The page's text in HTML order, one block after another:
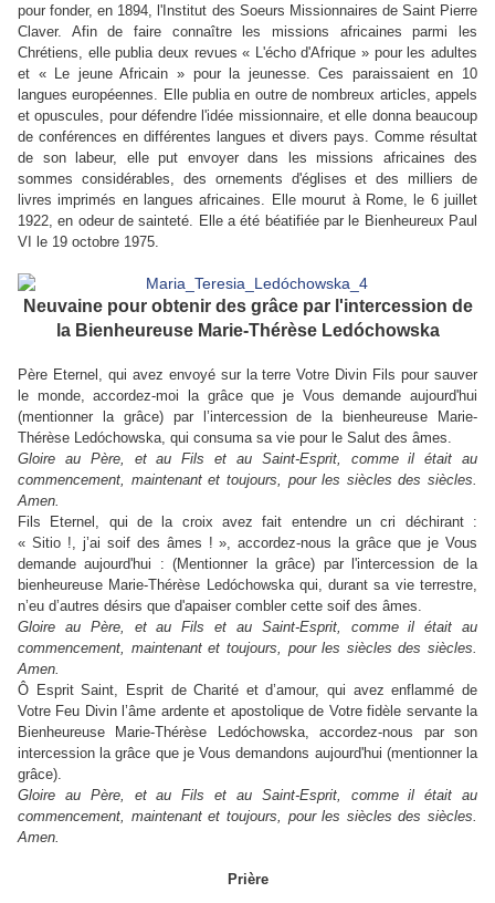
pour fonder, en 1894, l'Institut des Soeurs Missionnaires de Saint Pierre
Claver. Afin de faire connaître les missions africaines parmi les
Chrétiens, elle publia deux revues « L'écho d'Afrique » pour les adultes
et « Le jeune Africain » pour la jeunesse. Ces paraissaient en 10
langues européennes. Elle publia en outre de nombreux articles, appels
et opuscules, pour défendre l'idée missionnaire, et elle donna beaucoup
de conférences en différentes langues et divers pays. Comme résultat
de son labeur, elle put envoyer dans les missions africaines des
sommes considérables, des ornements d'églises et des milliers de
livres imprimés en langues africaines. Elle mourut à Rome, le 6 juillet
1922, en odeur de sainteté. Elle a été béatifiée par le Bienheureux Paul
VI le 19 octobre 1975.
Neuvaine pour obtenir des grâce par l'intercession de
la Bienheureuse Marie-Thérèse Ledóchowska
Père Eternel, qui avez envoyé sur la terre Votre Divin Fils pour sauver
le monde, accordez-moi la grâce que je Vous demande aujourd'hui
(mentionner la grâce) par l’intercession de la bienheureuse Marie-
Thérèse Ledóchowska, qui consuma sa vie pour le Salut des âmes.
Gloire au Père, et au Fils et au Saint-Esprit, comme il était au
commencement, maintenant et toujours, pour les siècles des siècles.
Amen.
Fils Eternel, qui de la croix avez fait entendre un cri déchirant :
« Sitio !, j’ai soif des âmes ! », accordez-nous la grâce que je Vous
demande aujourd'hui : (Mentionner la grâce) par l'intercession de la
bienheureuse Marie-Thérèse Ledóchowska qui, durant sa vie terrestre,
n’eu d’autres désirs que d'apaiser combler cette soif des âmes.
Gloire au Père, et au Fils et au Saint-Esprit, comme il était au
commencement, maintenant et toujours, pour les siècles des siècles.
Amen.
Ô Esprit Saint, Esprit de Charité et d’amour, qui avez enflammé de
Votre Feu Divin l’âme ardente et apostolique de Votre fidèle servante la
Bienheureuse Marie-Thérèse Ledóchowska, accordez-nous par son
intercession la grâce que je Vous demandons aujourd'hui (mentionner la
grâce).
Gloire au Père, et au Fils et au Saint-Esprit, comme il était au
commencement, maintenant et toujours, pour les siècles des siècles.
Amen.
Prière